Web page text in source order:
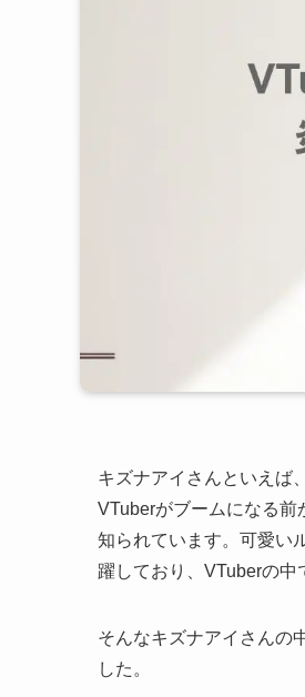
キズナアイさんといえば
VTuberがブームになる前
知られています。可愛い
躍しており、VTuberの中
そんなキズナアイさんの
した。